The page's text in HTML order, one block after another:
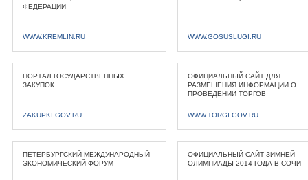
ФЕДЕРАЦИИ
WWW.KREMLIN.RU WWW.GOSUSLUGI.RU
ПОРТАЛ ГОСУДАРСТВЕННЫХ
ЗАКУПОК
ZAKUPKI.GOV.RU
ОФИЦИАЛЬНЫЙ САЙТ ДЛЯ
РАЗМЕЩЕНИЯ ИНФОРМАЦИИ О
ПРОВЕДЕНИИ ТОРГОВ
WWW.TORGI.GOV.RU
ПЕТЕРБУРГСКИЙ МЕЖДУНАРОДНЫЙ
ЭКОНОМИЧЕСКИЙ ФОРУМ
ОФИЦИАЛЬНЫЙ САЙТ ЗИМНЕЙ
ОЛИМПИАДЫ 2014 ГОДА В СОЧИ